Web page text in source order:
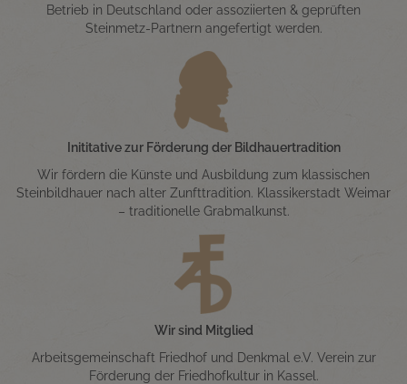
Betrieb in Deutschland oder assoziierten & geprüften
Steinmetz-Partnern angefertigt werden.
Inititative zur Förderung der Bildhauertradition
Wir fördern die Künste und Ausbildung zum klassischen
Steinbildhauer nach alter Zunfttradition. Klassikerstadt Weimar
– traditionelle Grabmalkunst.
Wir sind Mitglied
Arbeitsgemeinschaft Friedhof und Denkmal e.V. Verein zur
Förderung der Friedhofkultur in Kassel.